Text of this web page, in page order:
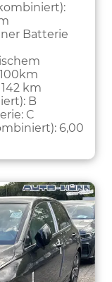
Batterie
142 km
B
C
6,00